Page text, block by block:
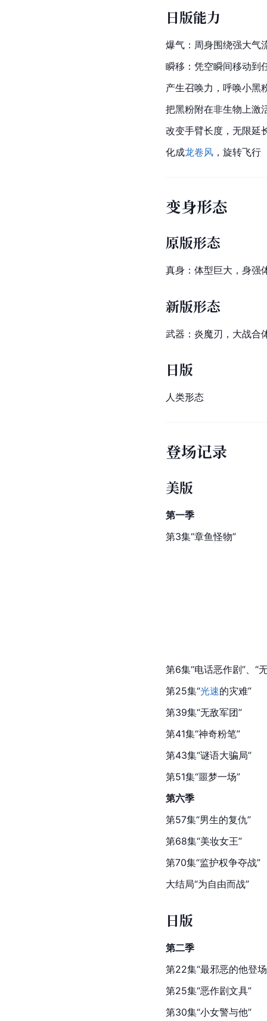
日版能力
爆气：周身围绕强大气
瞬移：凭空瞬间移动到
产生召唤力，呼唤小黑
把黑粉附在非生物上激
改变手臂长度，无限延
化成龙卷风 ，旋转飞行
变身形态
原版形态
真身：体型巨大，身强
新版形态
武器：炎魔刃，大战合
日版
人类形态
登场记录
美版
第一季
第3集“章鱼怪物”
第6集“电话恶作剧”、“
第25集“光速的灾难”
第39集“无敌军团”
第41集“神奇粉笔”
第43集“谜语大骗局”
第51集“噩梦一场”
第六季
第57集“男生的复仇”
第68集“美妆女王”
第70集“监护权争夺战”
大结局“为自由而战”
日版
第二季
第22集“最邪恶的他登
第25集“恶作剧文具”
第30集“小女警与他”